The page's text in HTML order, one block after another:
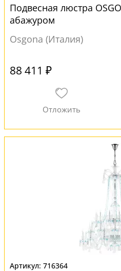
Подвесная люстра
абажуром
Osgona (Италия)
88 411 ₽
716364